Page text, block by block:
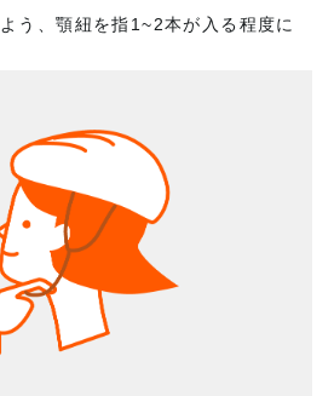
う、顎紐を指1~2本が入る程度に